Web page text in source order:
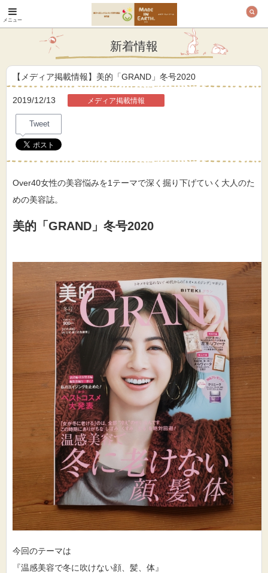
オーガニックコットン
製品と布ナプキン メ
イド・イン・アース
メニュー
新着情報
【メディア掲載情報】美的「GRAND」冬号2020
2019/12/13 メディア掲載情報
Tweet
Over40女性の美容悩みを1テーマで深く掘り下げていく大人のた
めの美容誌。
美的「GRAND」冬号2020
今回のテーマは
『温感美容で冬に吹けない顔、髪、体』